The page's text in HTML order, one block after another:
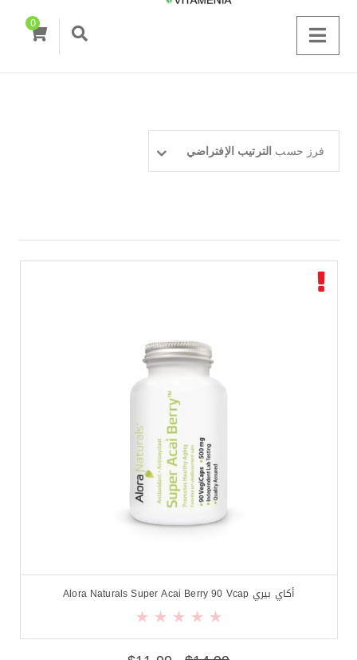
0
فرز حسب الترتيب الإفتراضي
أكاي بيري Alora Naturals Super Acai Berry 90 Vcap